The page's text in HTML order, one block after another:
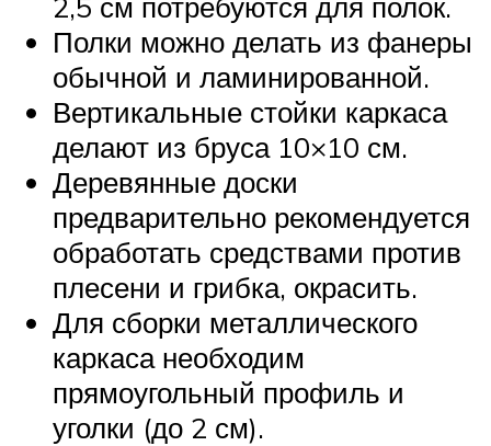
Полки можно делать из фанеры
обычной и ламинированной.
Вертикальные стойки каркаса
делают из бруса 10×10 см.
Деревянные доски
предварительно рекомендуется
обработать средствами против
плесени и грибка, окрасить.
Для сборки металлического
каркаса необходим
прямоугольный профиль и
уголки (до 2 см).